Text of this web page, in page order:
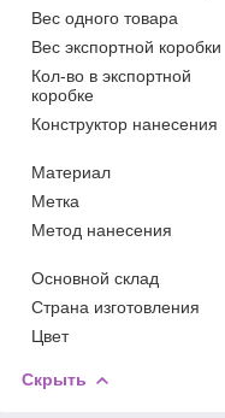
Вес одного товара
Вес экспортной коробки
Кол-во в экспортной
коробке
Конструктор нанесения
Материал
Метка
Метод нанесения
Основной склад
Страна изготовления
Цвет
Скрыть